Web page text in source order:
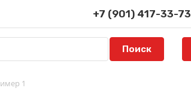
+7 (901) 417-33-73
1